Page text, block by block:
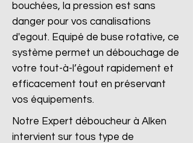
bouchées, la pression est sans
danger pour vos canalisations
d'egout. Equipé de buse rotative, ce
système permet un débouchage de
votre tout-à-l’égout rapidement et
efficacement tout en préservant
vos équipements.
Notre Expert déboucheur à Alken
intervient sur tous type de